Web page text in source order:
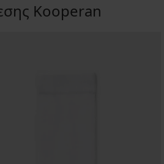
Kooperan